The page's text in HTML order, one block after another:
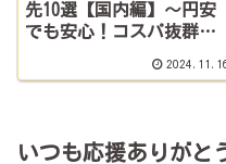
先10選【国内編】～円安
でも安心！コスパ抜群の
いつも応援ありがと